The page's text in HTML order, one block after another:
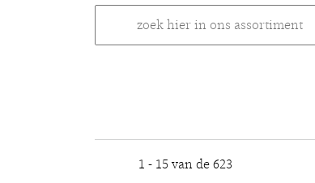
1 - 15 van de 623